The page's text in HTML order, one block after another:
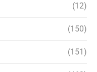
(12)
(150)
(151)